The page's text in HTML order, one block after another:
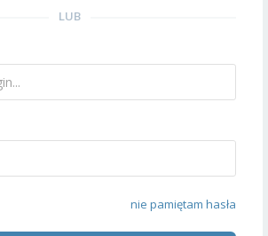
LUB
nie pamiętam hasła